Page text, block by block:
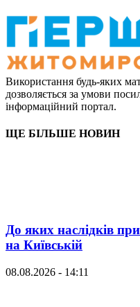
Використання будь-яких
дозволяється за умови
інформаційний портал.
ЩЕ БІЛЬШЕ НОВИН
До яких наслідків
на Київській
08.08.2026 - 14:11